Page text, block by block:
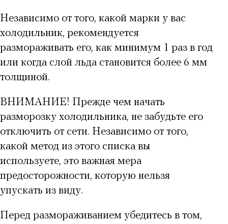
Независимо от того, какой марки у вас
холодильник, рекомендуется
размораживать его, как минимум 1 раз в год
или когда слой льда становится более 6 мм
толщиной.
ВНИМАНИЕ! Прежде чем начать
разморозку холодильника, не забудьте его
отключить от сети. Независимо от того,
какой метод из этого списка вы
используете, это важная мера
предосторожности, которую нельзя
упускать из виду.
Перед размораживанием убедитесь в том,